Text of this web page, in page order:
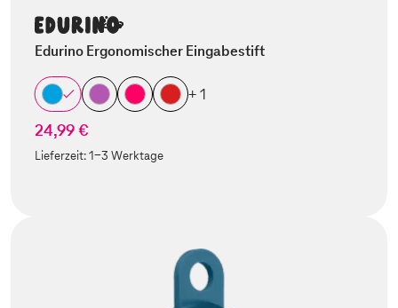
Edurino Ergonomischer Eingabestift
+ 1
24,99 €
Lieferzeit:1-3 Werktage